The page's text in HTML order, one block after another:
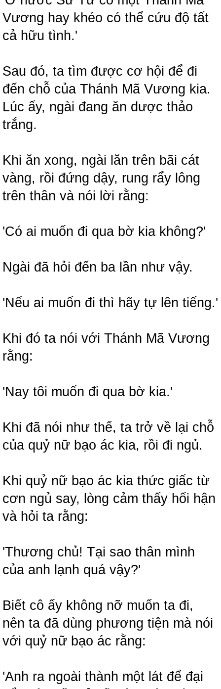
Vương hay khéo có thể cứu độ tất
cả hữu tình.'
Sau đó, ta tìm được cơ hội để đi
đến chỗ của Thánh Mã Vương kia.
Lúc ấy, ngài đang ăn dược thảo
trắng.
Khi ăn xong, ngài lăn trên bãi cát
vàng, rồi đứng dậy, rung rẩy lông
trên thân và nói lời rằng:
'Có ai muốn đi qua bờ kia không?'
Ngài đã hỏi đến ba lần như vậy.
'Nếu ai muốn đi thì hãy tự lên tiếng.'
Khi đó ta nói với Thánh Mã Vương
rằng:
'Nay tôi muốn đi qua bờ kia.'
Khi đã nói như thế, ta trở về lại chỗ
của quỷ nữ bạo ác kia, rồi đi ngủ.
Khi quỷ nữ bạo ác kia thức giấc từ
cơn ngủ say, lòng cảm thấy hối hận
và hỏi ta rằng:
'Thương chủ! Tại sao thân mình
của anh lạnh quá vậy?'
Biết cô ấy không nỡ muốn ta đi,
nên ta đã dùng phương tiện mà nói
với quỷ nữ bạo ác rằng:
'Anh ra ngoài thành một lát để đại